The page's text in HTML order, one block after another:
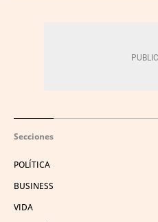
Secciones
POLÍTICA
BUSINESS
VIDA